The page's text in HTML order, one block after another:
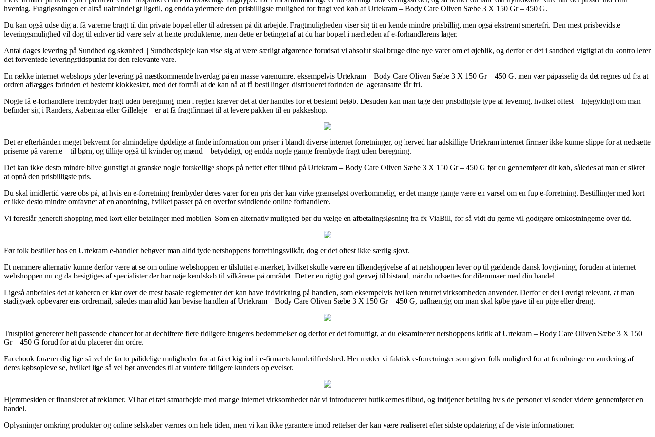
hverdag. Fragtløsningen er altså ualmindeligt ligetil, og endda ydermere den prisbilligste mulighed for fragt ved køb af Urtekram – Body Care Oliven Sæbe 3 X 150 Gr – 450 G.
Du kan også udse dig at få varerne bragt til din private bopæl eller til adressen på dit arbejde. Fragtmuligheden viser sig tit en kende mindre prisbillig, men også ekstremt smertefri. Den mest prisbevidste
leveringsmulighed vil dog til enhver tid være selv at hente produkterne, men dette er betinget af at du har bopæl i nærheden af e-forhandlerens lager.
Antal dages levering på Sundhed og skønhed || Sundhedspleje kan vise sig at være særligt afgørende forudsat vi absolut skal bruge dine nye varer om et øjeblik, og derfor er det i sandhed vigtigt at du kontrollerer
det forventede leveringstidspunkt for den relevante vare.
En række internet webshops yder levering på næstkommende hverdag på en masse varenumre, eksempelvis Urtekram – Body Care Oliven Sæbe 3 X 150 Gr – 450 G, men vær påpasselig da det regnes ud fra at
ordren aflægges forinden et bestemt klokkeslæt, med det formål at de kan nå at få bestillingen distribueret forinden de lageransatte får fri.
Nogle få e-forhandlere frembyder fragt uden beregning, men i reglen kræver det at der handles for et bestemt beløb. Desuden kan man tage den prisbilligste type af levering, hvilket oftest – ligegyldigt om man
befinder sig i Randers, Aabenraa eller Gilleleje – er at få fragtfirmaet til at levere pakken til en pakkeshop.
Det er efterhånden meget bekvemt for almindelige dødelige at finde information om priser i blandt diverse internet forretninger, og herved har adskillige Urtekram internet firmaer ikke kunne slippe for at nedsætte
priserne på varerne – til børn, og tillige også til kvinder og mænd – betydeligt, og endda nogle gange frembyde fragt uden beregning.
Det kan ikke desto mindre blive gunstigt at granske nogle forskellige shops på nettet efter tilbud på Urtekram – Body Care Oliven Sæbe 3 X 150 Gr – 450 G før du gennemfører dit køb, således at man er sikret
at opnå den prisbilligste pris.
Du skal imidlertid være obs på, at hvis en e-forretning frembyder deres varer for en pris der kan virke grænseløst overkommelig, er det mange gange være en varsel om en fup e-forretning. Bestillinger med kort
er ikke desto mindre omfavnet af en anordning, hvilket passer på en overfor svindlende online forhandlere.
Vi foreslår generelt shopping med kort eller betalinger med mobilen. Som en alternativ mulighed bør du vælge en afbetalingsløsning fra fx ViaBill, for så vidt du gerne vil godtgøre omkostningerne over tid.
Før folk bestiller hos en Urtekram e-handler behøver man altid tyde netshoppens forretningsvilkår, dog er det oftest ikke særlig sjovt.
Et nemmere alternativ kunne derfor være at se om online webshoppen er tilsluttet e-mærket, hvilket skulle være en tilkendegivelse af at netshoppen lever op til gældende dansk lovgivning, foruden at internet
webshoppen nu og da besigtiges af specialister der har nøje kendskab til vilkårene på området. Det er en rigtig god genvej til bistand, når du udsættes for dilemmaer med din handel.
Ligeså anbefales det at køberen er klar over de mest basale reglementer der kan have indvirkning på handlen, som eksempelvis hvilken returret virksomheden anvender. Derfor er det i øvrigt relevant, at man
stadigvæk opbevarer ens ordremail, således man altid kan bevise handlen af Urtekram – Body Care Oliven Sæbe 3 X 150 Gr – 450 G, uafhængig om man skal købe gave til en pige eller dreng.
Trustpilot genererer helt passende chancer for at dechifrere flere tidligere brugeres bedømmelser og derfor er det fornuftigt, at du eksaminerer netshoppens kritik af Urtekram – Body Care Oliven Sæbe 3 X 150
Gr – 450 G forud for at du placerer din ordre.
Facebook forærer dig lige så vel de facto pålidelige muligheder for at få et kig ind i e-firmaets kundetilfredshed. Her møder vi faktisk e-forretninger som giver folk mulighed for at frembringe en vurdering af
deres købsoplevelse, hvilket lige så vel bør anvendes til at vurdere tidligere kunders oplevelser.
Hjemmesiden er finansieret af reklamer. Vi har et tæt samarbejde med mange internet virksomheder når vi introducerer butikkernes tilbud, og indtjener betaling hvis de personer vi sender videre gennemfører en
handel.
Oplysninger omkring produkter og online selskaber værnes om hele tiden, men vi kan ikke garantere imod rettelser der kan være realiseret efter sidste opdatering af de viste informationer.